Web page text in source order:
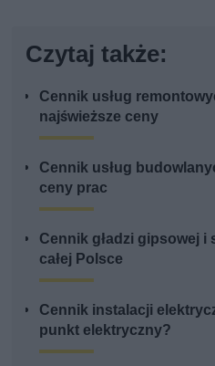
Czytaj także:
Cennik usług
najświeższe ceny
Cennik usług
ceny prac
Cennik gładzi gipsowej i
całej Polsce
Cennik instalacji
punkt elektryczny?